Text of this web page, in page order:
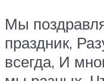
Мы
праздник,
всегда, И